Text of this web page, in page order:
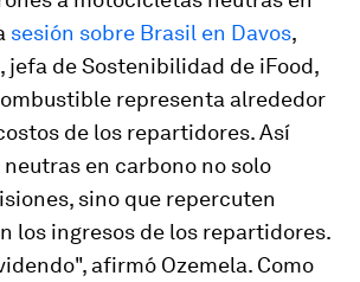
sesión sobre Brasil en Davos,
jefa de Sostenibilidad de iFood,
representa alrededor
de los repartidores. Así
neutras en carbono no solo
sino que repercuten
los ingresos de los repartidores.
afirmó Ozemela. Como